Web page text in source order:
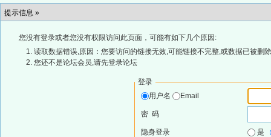
提示信息 »
您没有登录或者您没有权限访问此页面，可能有如下几个原因:
读取数据错误,原因：您要访问的链接无效,可能链接不完整,或数据已被删
您还不是论坛会员,请先登录论坛
登录
用户名
Email
密 码
隐身登录 是